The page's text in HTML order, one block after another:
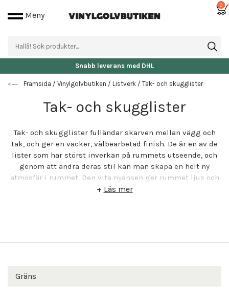
Meny
0
Snabb leverans med DHL
Framsida / Vinylgolvbutiken / Listverk / Tak- och skugglister
Tak- och skugglister
Tak- och skugglister fulländar skarven mellan vägg och
tak, och ger en vacker, välbearbetad finish. De är en av de
lister som har störst inverkan på rummets utseende, och
genom att ändra deras stil kan man skapa en helt ny
atmosfär i rummet. Den vita nyansen ger rummet ljus och
fräschar upp hela utrymmet. Neutrala och enkla lister låter
+ Läs mer
Gräns